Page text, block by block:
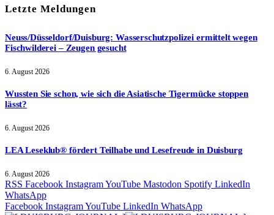
Letzte Meldungen
Neuss/Düsseldorf/Duisburg: Wasserschutzpolizei ermittelt wegen
Fischwilderei – Zeugen gesucht
6. August 2026
Wussten Sie schon, wie sich die Asiatische Tigermücke stoppen
lässt?
6. August 2026
LEA Leseklub® fördert Teilhabe und Lesefreude in Duisburg
6. August 2026
RSS Facebook InstagramYouTube Mastodon Spotify LinkedIn
WhatsApp
Facebook InstagramYouTube LinkedIn WhatsApp